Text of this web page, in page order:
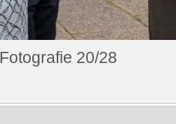
Fotografie 20/28